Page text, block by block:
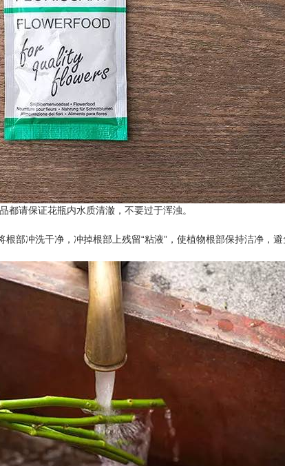
请保证花瓶内水质清澈，不要过于浑浊。
部冲洗干净，冲掉根部上残留“粘液”，使植物根部保持洁净，避